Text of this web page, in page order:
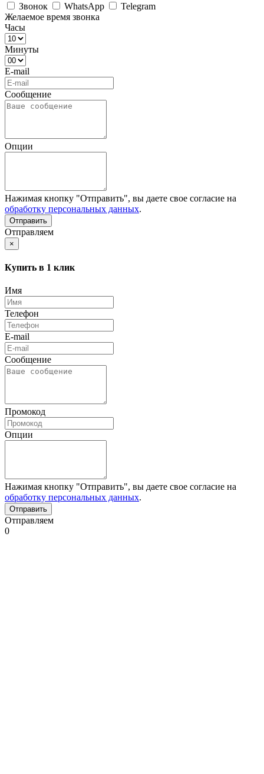
Звонок
WhatsApp
Telegram
Желаемое время звонка
Часы
Минуты
E-mail
Сообщение
Опции
Нажимая кнопку "Отправить", вы даете свое согласие на
обработку персональных данных.
Отправляем
×
Купить в 1 клик
Имя
Телефон
E-mail
Сообщение
Промокод
Опции
Нажимая кнопку "Отправить", вы даете свое согласие на
обработку персональных данных.
Отправляем
0